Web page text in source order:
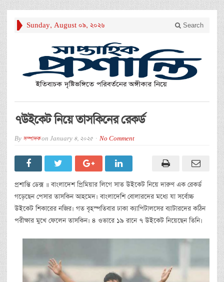
Sunday, August 09, 2026 Search
৭উইকেট নিয়ে তাসকিনের রেকর্ড
By সম্পাদকon January 4, 2025 No Comment
প্রশান্তি ডেক্স ॥ বাংলাদেশ প্রিমিয়ার লিগে সাত উইকেট নিয়ে দারুণ এক রেকর্ড
গড়েছেন পেসার তাসকিন আহমেদ। বাংলাদেশি বোলারদের মধ্যে যা সর্বোচ্চ
উইকেট শিকারের নজির। গত বৃহস্পতিবার ঢাকা ক্যাপিটালসের ব্যাটারদের কঠিন
পরীক্ষার মুখে ফেলেন তাসকিন। ৪ ওভারে ১৯ রানে ৭ উইকেট নিয়েছেন তিনি।